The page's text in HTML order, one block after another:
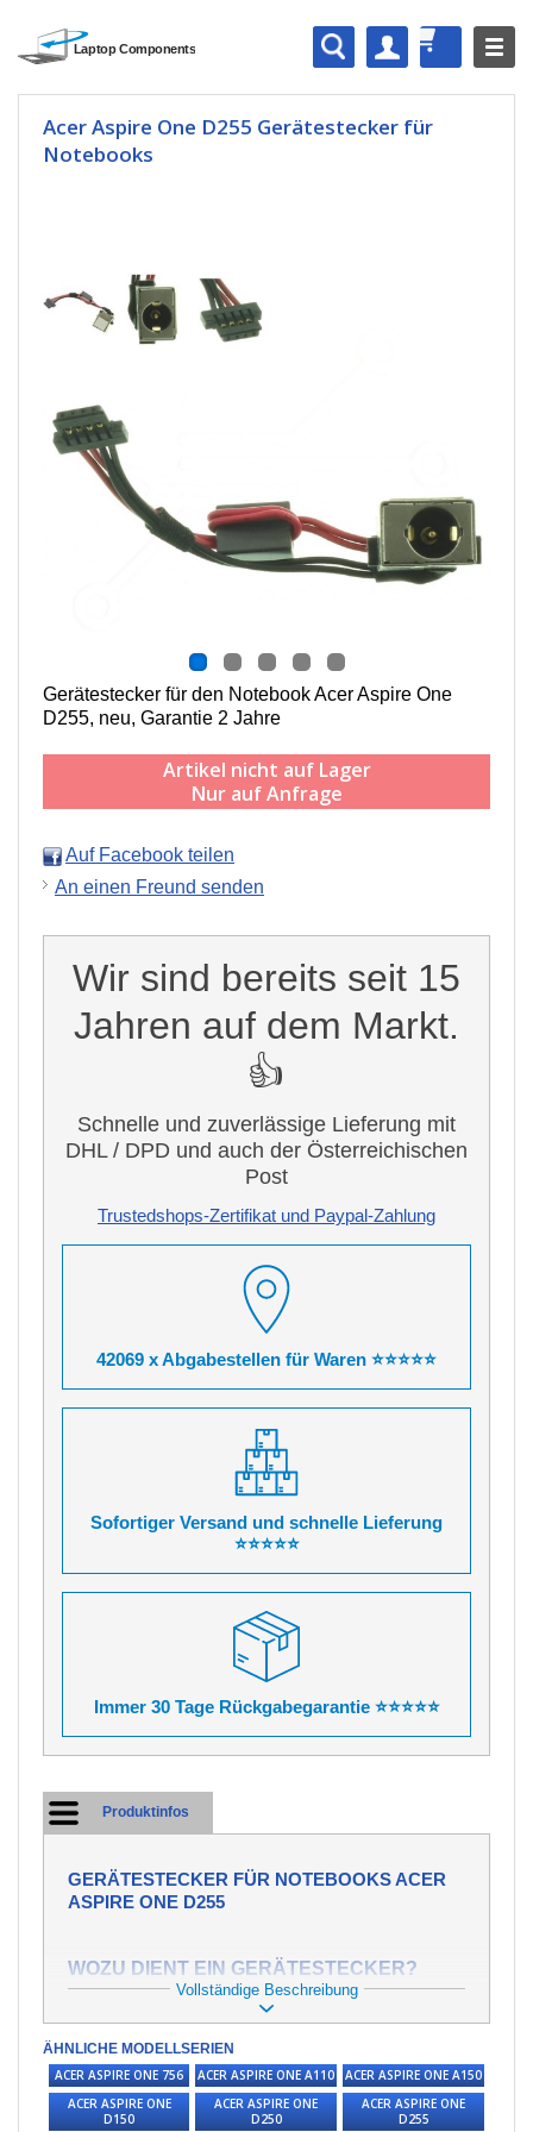
Acer Aspire One D255 Gerätestecker für
Notebooks
Gerätestecker für den Notebook Acer Aspire One
D255, neu, Garantie 2 Jahre
Artikel nicht auf Lager
Nur auf Anfrage
Auf Facebook teilen
An einen Freund senden
Wir sind bereits seit 15
Jahren auf dem Markt.
👍
Schnelle und zuverlässige Lieferung mit
DHL / DPD und auch der Österreichischen
Post
Trustedshops-Zertifikat und Paypal-Zahlung
42069 x Abgabestellen für Waren ⭐⭐⭐⭐⭐
Sofortiger Versand und schnelle Lieferung
⭐⭐⭐⭐⭐
Immer 30 Tage Rückgabegarantie ⭐⭐⭐⭐⭐
Produktinfos
GERÄTESTECKER FÜR NOTEBOOKS ACER
ASPIRE ONE D255
WOZU DIENT EIN GERÄTESTECKER?
Der Gerätesteckerim Notebook ist sehr
wichtig für dessen Funktion, er dient zur
Übertragung der elektrischen Energie vom
Ladegerät zum Notebook. Dank der
übertragenen elektrischen Energie kann das
Notebook arbeiten und die Batterie aufgeladen
Vollständige Beschreibung
ÄHNLICHE MODELLSERIEN
ACER ASPIRE ONE 756
ACER ASPIRE ONE A110
ACER ASPIRE ONE A150
ACER ASPIRE ONE
D150
ACER ASPIRE ONE
D250
ACER ASPIRE ONE
D255